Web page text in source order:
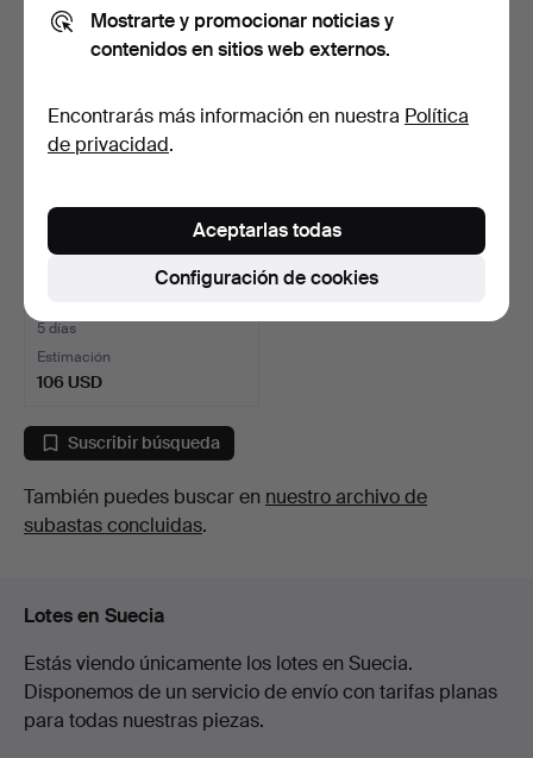
RELOJ DE PULSERA, 2
5 días
Estimación
106 USD
Suscribir búsqueda
También puedes buscar en nuestro archivo de
subastas concluidas.
Lotes en Suecia
Estás viendo únicamente los lotes en Suecia.
Disponemos de un servicio de envío con tarifas planas
para todas nuestras piezas.
Mostrarte y promocionar noticias y
contenidos en sitios web externos.
Encontrarás más información en nuestra Política
de privacidad.
Configuración de cookies
Aceptarlas todas